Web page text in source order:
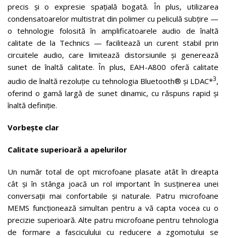
precis și o expresie spațială bogată. În plus, utilizarea
condensatoarelor multistrat din polimer cu peliculă subțire —
o tehnologie folosită în amplificatoarele audio de înaltă
calitate de la Technics — facilitează un curent stabil prin
circuitele audio, care limitează distorsiunile și generează
sunet de înaltă calitate. În plus, EAH-A800 oferă calitate
audio de înaltă rezoluție cu tehnologia Bluetooth® și LDAC*3,
oferind o gamă largă de sunet dinamic, cu răspuns rapid și
înaltă definiție.
Vorbește clar
Calitate superioară a apelurilor
Un număr total de opt microfoane plasate atât în dreapta
cât și în stânga joacă un rol important în susținerea unei
conversații mai confortabile și naturale. Patru microfoane
MEMS funcționează simultan pentru a vă capta vocea cu o
precizie superioară. Alte patru microfoane pentru tehnologia
de formare a fasciculului cu reducere a zgomotului se